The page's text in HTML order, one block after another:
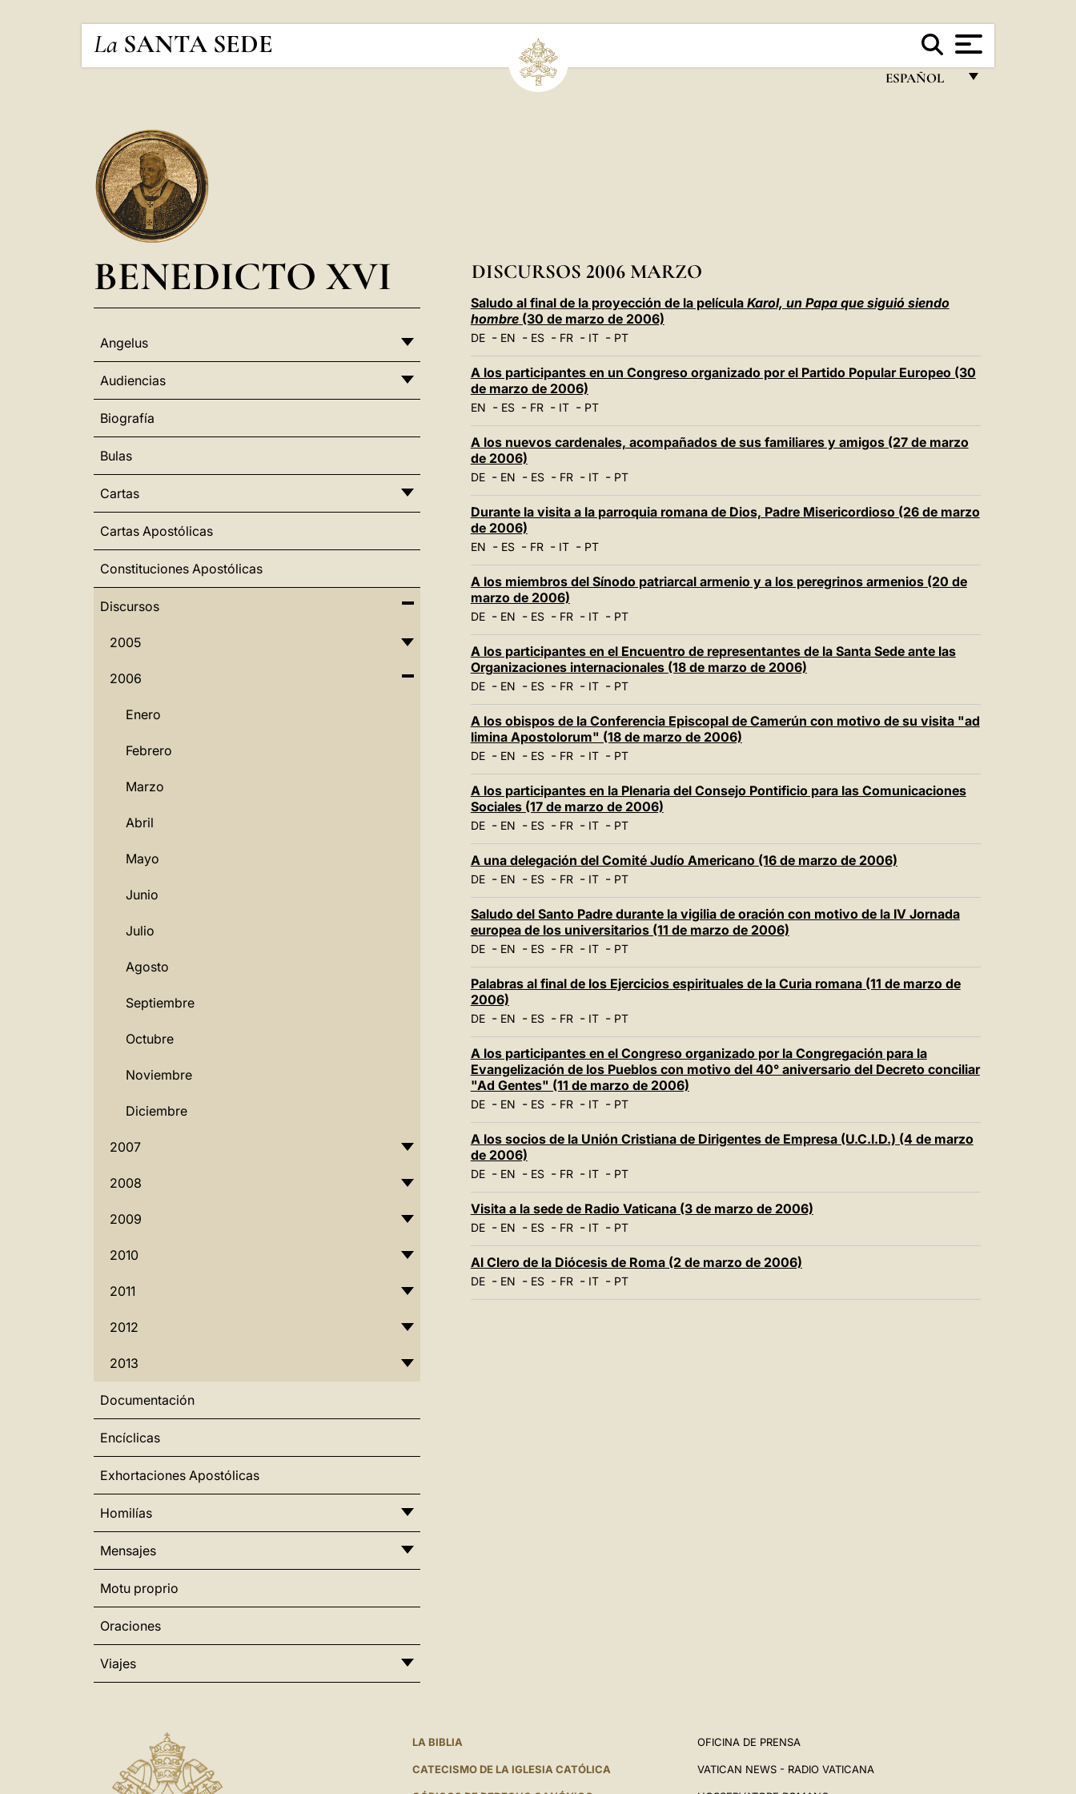
La SANTA SEDE
ESPAÑOL
POLSKI
中文
BENEDICTO XVI
Angelus
Audiencias
Biografía
Bulas
Cartas
Cartas Apostólicas
Constituciones Apostólicas
Discursos
2005
2006
Enero
Febrero
Marzo
Abril
Mayo
Junio
Julio
Agosto
Septiembre
Octubre
Noviembre
Diciembre
2007
2008
2009
2010
2011
2012
2013
Documentación
Encíclicas
Exhortaciones Apostólicas
Homilías
Mensajes
Motu proprio
Oraciones
Viajes
DISCURSOS 2006 MARZO
Saludo al final de la proyección de la película Karol, un Papa que siguió siendo
hombre(30 de marzo de 2006)
DE- EN - ES- FR- IT- PT
A los participantes en un Congreso organizado por el Partido Popular Europeo (30
de marzo de 2006)
EN - ES- FR- IT- PT
A los nuevos cardenales, acompañados de sus familiares y amigos (27 de marzo
de 2006)
DE- EN - ES- FR- IT- PT
Durante la visita a la parroquia romana de Dios, Padre Misericordioso (26 de marzo
de 2006)
EN - ES- FR- IT- PT
A los miembros del Sínodo patriarcal armenio y a los peregrinos armenios (20 de
marzo de 2006)
DE- EN - ES- FR- IT- PT
A los participantes en el Encuentro de representantes de la Santa Sede ante las
Organizaciones internacionales (18 de marzo de 2006)
DE- EN - ES- FR- IT- PT
A los obispos de la Conferencia Episcopal de Camerún con motivo de su visita "ad
limina Apostolorum" (18 de marzo de 2006)
DE- EN - ES- FR- IT- PT
A los participantes en la Plenaria del Consejo Pontificio para las Comunicaciones
Sociales (17 de marzo de 2006)
DE- EN - ES- FR- IT- PT
A una delegación del Comité Judío Americano (16 de marzo de 2006)
DE- EN - ES- FR- IT- PT
Saludo del Santo Padre durante la vigilia de oración con motivo de la IV Jornada
europea de los universitarios (11 de marzo de 2006)
DE- EN - ES- FR- IT- PT
Palabras al final de los Ejercicios espirituales de la Curia romana (11 de marzo de
2006)
DE- EN - ES- FR- IT- PT
A los participantes en el Congreso organizado por la Congregación para la
Evangelización de los Pueblos con motivo del 40° aniversario del Decreto conciliar
"Ad Gentes" (11 de marzo de 2006)
DE- EN - ES- FR- IT- PT
A los socios de la Unión Cristiana de Dirigentes de Empresa (U.C.I.D.) (4 de marzo
de 2006)
DE- EN - ES- FR- IT- PT
Visita a la sede de Radio Vaticana (3 de marzo de 2006)
DE- EN - ES- FR- IT- PT
Al Clero de la Diócesis de Roma (2 de marzo de 2006)
DE- EN - ES- FR- IT- PT
LA BIBLIA
CATECISMO DE LA IGLESIA CATÓLICA
OFICINA DE PRENSA
VATICAN NEWS - RADIO VATICANA